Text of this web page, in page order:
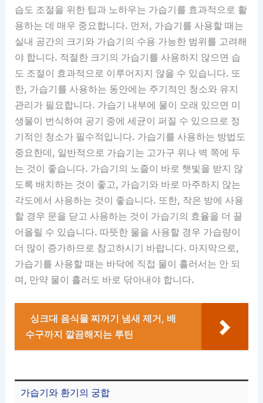
습도 조절을 위한 팁과 노하우는 가습기를 효과적으로 활
용하는 데 매우 중요합니다. 먼저, 가습기를 사용할 때는
실내 공간의 크기와 가습기의 수용 가능한 범위를 고려해
야 합니다. 적절한 크기의 가습기를 사용하지 않으면 습
도 조절이 효과적으로 이루어지지 않을 수 있습니다. 또
한, 가습기를 사용하는 동안에는 주기적인 청소와 유지
관리가 필요합니다. 가습기 내부에 물이 오래 있으면 미
생물이 번식하여 공기 중에 세균이 퍼질 수 있으므로 정
기적인 청소가 필수적입니다. 가습기를 사용하는 방법도
중요한데, 일반적으로 가습기는 고가구 위나 벽 쪽에 두
는 것이 좋습니다. 가습기의 노즐이 바로 햇빛을 받지 않
도록 배치하는 것이 좋고, 가습기와 바로 마주하지 않는
각도에서 사용하는 것이 좋습니다. 또한, 작은 방에 사용
할 경우 문을 닫고 사용하는 것이 가습기의 효율을 더 끌
어올릴 수 있습니다. 따뜻한 물을 사용할 경우 가습량이
더 많이 증가하므로 참고하시기 바랍니다. 마지막으로,
가습기를 사용할 때는 바닥에 직접 물이 흘러서는 안 되
며, 만약 물이 흘러도 바로 닦아내야 합니다.
싱크대 음식물 찌꺼기 냄새 제거, 배
수구까지 깔끔해지는 루틴
가습기와 환기의 궁합